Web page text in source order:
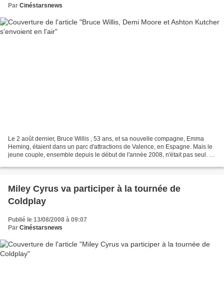
Par Cinéstarsnews
Le 2 août dernier, Bruce Willis , 53 ans, et sa nouvelle compagne, Emma
Heming, étaient dans un parc d'attractions de Valence, en Espagne. Mais le
jeune couple, ensemble depuis le début de l'année 2008, n'était pas seul. Il
Miley Cyrus va participer à la tournée de
Coldplay
Publié le 13/08/2008 à 09:07
Par Cinéstarsnews